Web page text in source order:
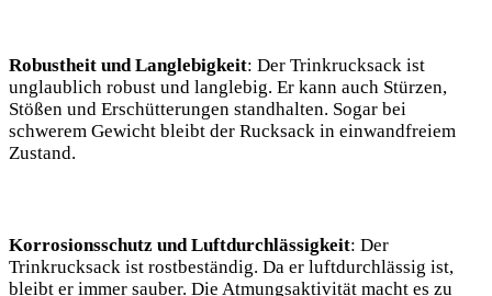
Robustheit und​ Langlebigkeit:⁣ Der‍ Trinkrucksack ⁤ist
⁢unglaublich robust und langlebig. ‌Er kann⁤ auch Stürzen,
Stößen und‍ Erschütterungen standhalten. Sogar ‌bei
schwerem Gewicht⁤ bleibt ⁣der Rucksack in einwandfreiem
Zustand.
Korrosionsschutz und Luftdurchlässigkeit: Der
Trinkrucksack ist⁤ rostbeständig.⁣ Da er luftdurchlässig‌ ist,
bleibt er immer sauber. Die Atmungsaktivität macht es zu